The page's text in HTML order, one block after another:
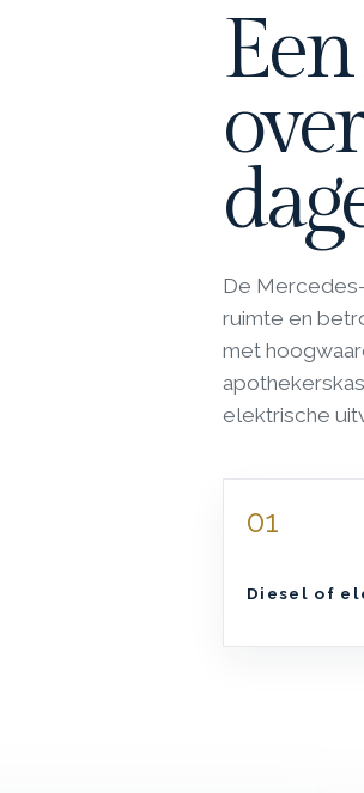
De
ruimte en
met
elektrische
01
Diesel of